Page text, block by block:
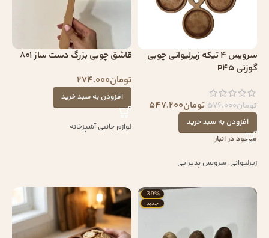
سرویس 4 تیکه زیرلیوانی چوبی
گوزنی P45
تومان576.000تومان547.200
افزودن به سبد خرید
موجود در انبار
زیرلیوانی,سرویس پذیرایی
قاشق چوبی بزرگ دست ساز 801
تومان274.000
افزودن به سبد خرید
لوازم جانبی آشپزخانه
-39%
جدید